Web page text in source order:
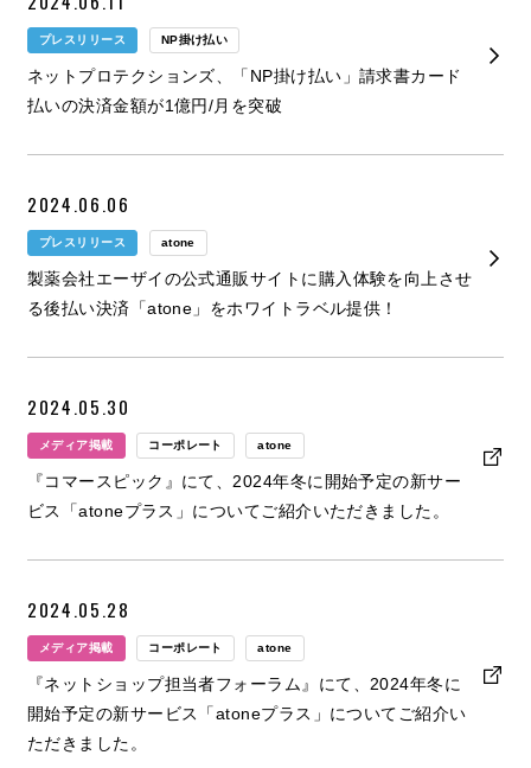
プレスリリース NP掛け払い
ネットプロテクションズ、「NP掛け払い」請求書カード
払いの決済金額が1億円/月を突破
2024.06.06
プレスリリース atone
製薬会社エーザイの公式通販サイトに購入体験を向上させ
る後払い決済「atone」をホワイトラベル提供！
2024.05.30
メディア掲載 コーポレート atone
『コマースピック』にて、2024年冬に開始予定の新サー
ビス「atoneプラス」についてご紹介いただきました。
2024.05.28
メディア掲載 コーポレート atone
『ネットショップ担当者フォーラム』にて、2024年冬に
開始予定の新サービス「atoneプラス」についてご紹介い
ただきました。